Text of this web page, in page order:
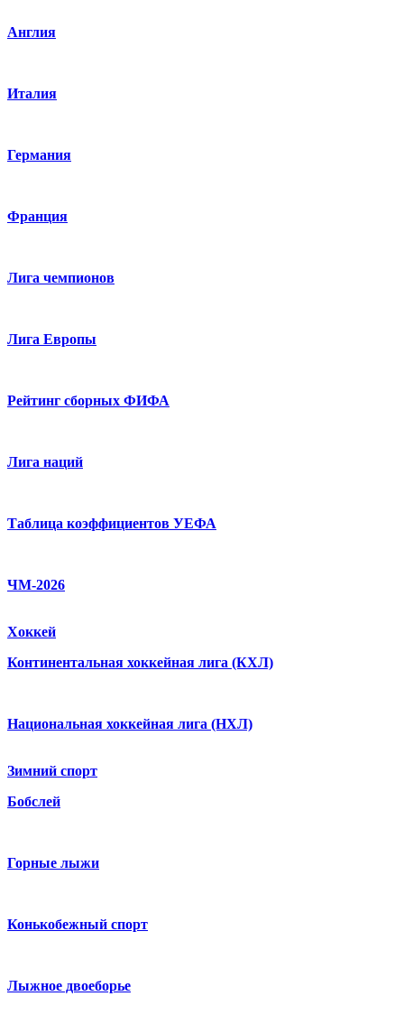
Англия
Италия
Германия
Франция
Лига чемпионов
Лига Европы
Рейтинг сборных ФИФА
Лига наций
Таблица коэффициентов УЕФА
ЧМ-2026
Хоккей
Континентальная хоккейная лига (КХЛ)
Национальная хоккейная лига (НХЛ)
Зимний спорт
Бобслей
Горные лыжи
Конькобежный спорт
Лыжное двоеборье